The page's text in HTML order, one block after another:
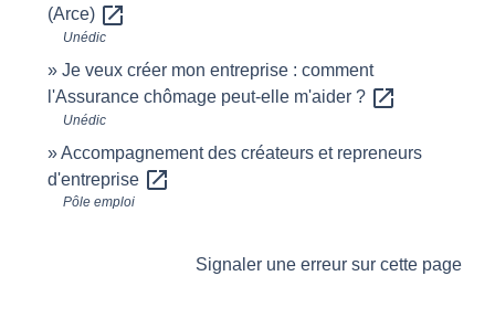
(Arce) open_in_new
Unédic
Je veux créer mon entreprise : comment
l'Assurance chômage peut-elle m'aider ? open_in_new
Unédic
Accompagnement des créateurs et repreneurs
d'entreprise open_in_new
Pôle emploi
Signaler une erreur sur cette page